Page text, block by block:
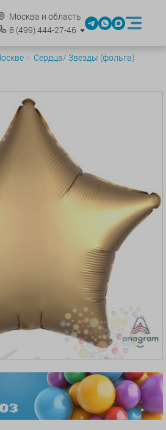
Москва и область
8 (499)444-27-46
Сердца/ Звезды (фольга)